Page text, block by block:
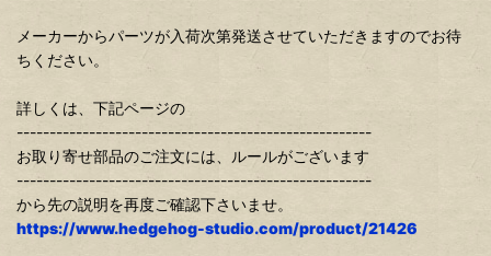
メーカーからパーツが入荷次第発送させていただきますのでお待
ちください。
詳しくは、下記ページの
------------------------------------------------------
お取り寄せ部品のご注文には、ルールがございます
------------------------------------------------------
から先の説明を再度ご確認下さいませ。
https://www.hedgehog-studio.com/product/21426